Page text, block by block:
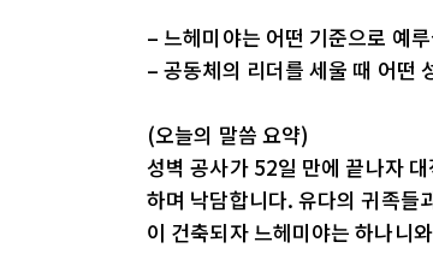
– 느헤미야는 어떤 기준으로 예
– 공동체의 리더를 세울 때 어떤
(오늘의 말씀 요약)
성벽 공사가 52일 만에 끝나자
하며 낙담합니다. 유다의 귀족들
이 건축되자 느헤미야는 하나니